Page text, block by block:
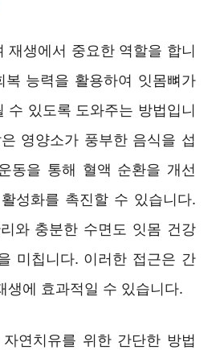
재생에서 중요한 역할을 합니
능력을 활용하여 잇몸뼈가
수 있도록 도와주는 방법입니
영양소가 풍부한 음식을 섭
동을 통해 혈액 순환을 개선
성화를 촉진할 수 있습니다.
와 충분한 수면도 잇몸 건강
미칩니다. 이러한 접근은 간
생에 효과적일 수 있습니다.
연치유를 위한 간단한 방법